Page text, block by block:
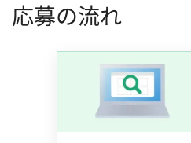
応募の流れ